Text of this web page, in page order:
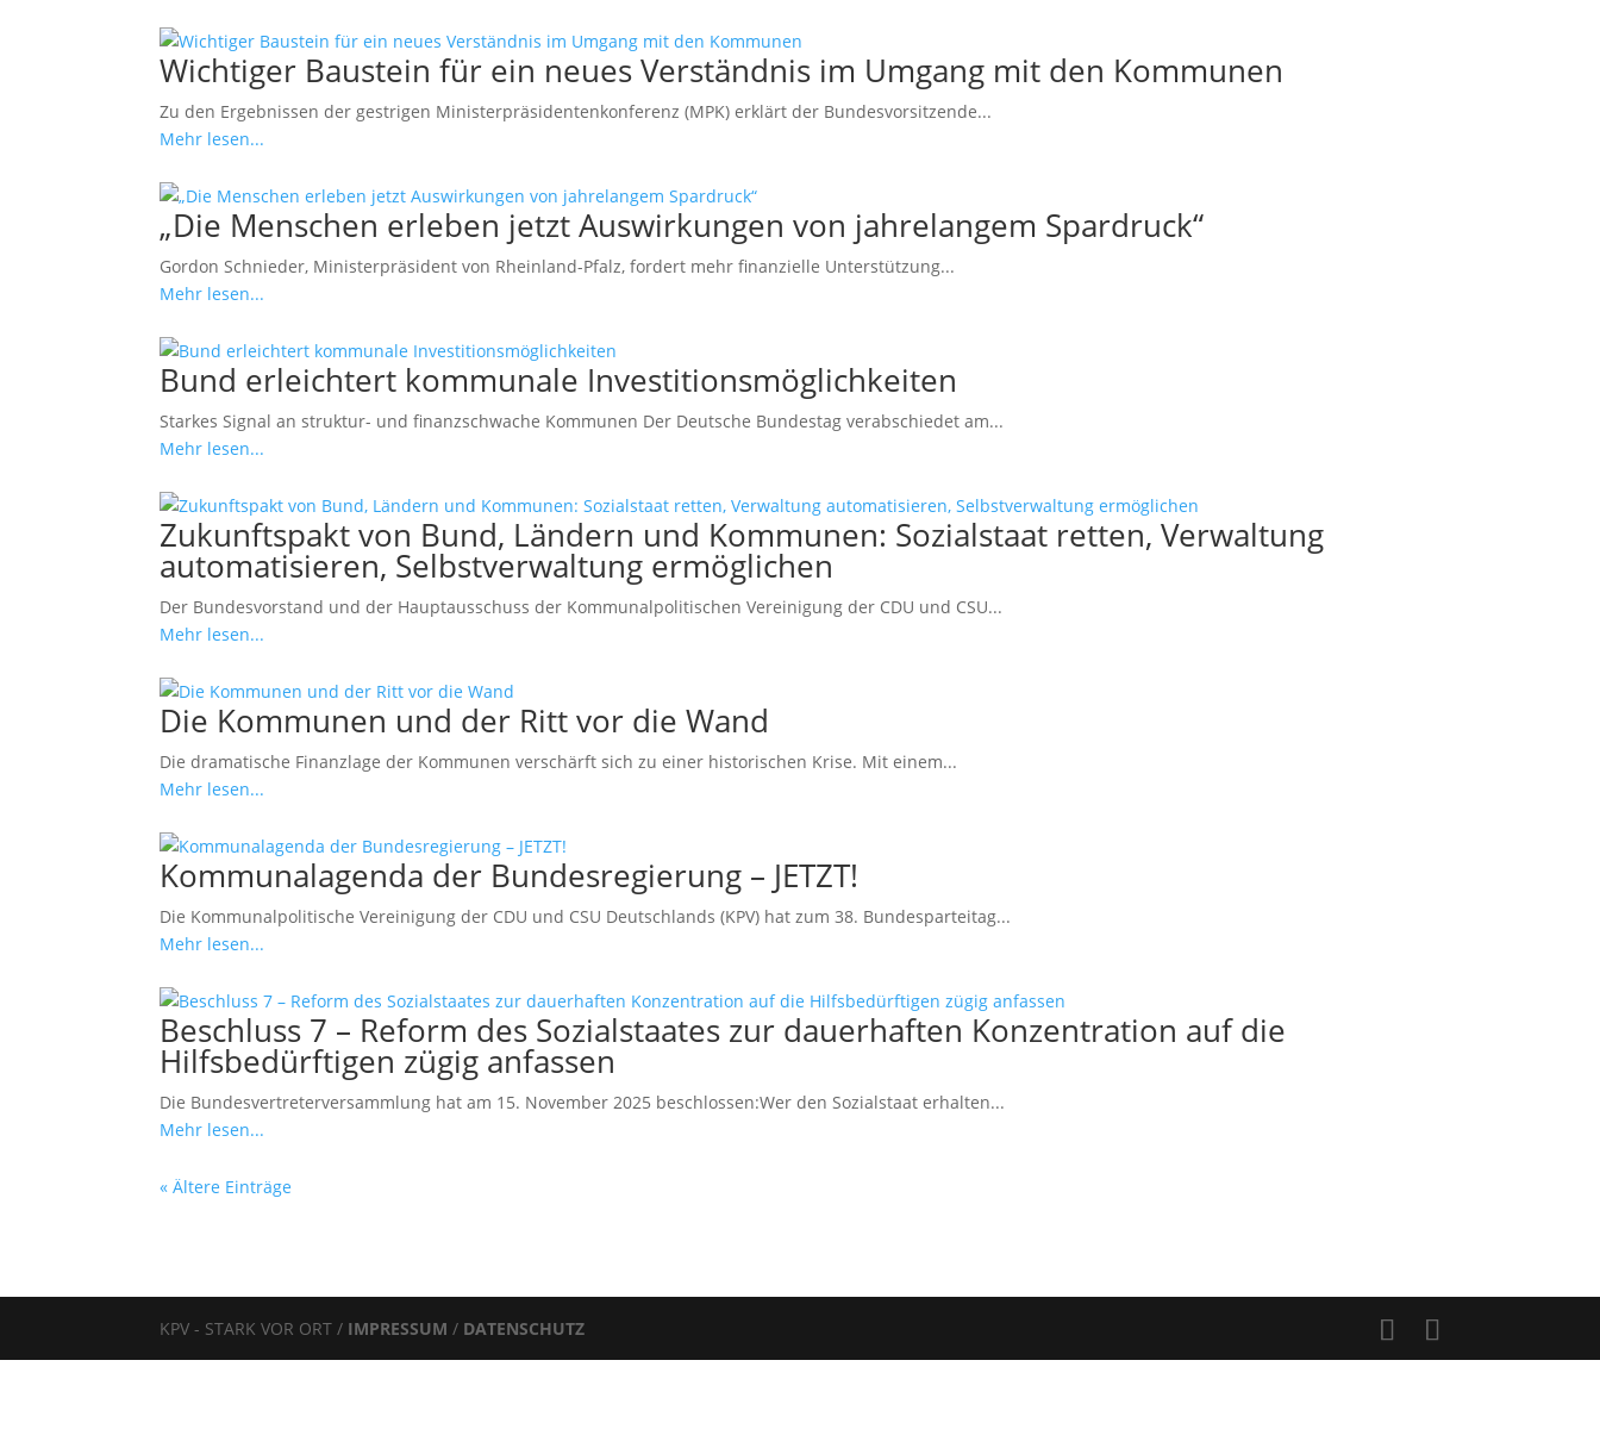
Wichtiger Baustein für ein neues Verständnis im Umgang mit den Kommunen
Zu den Ergebnissen der gestrigen Ministerpräsidentenkonferenz (MPK) erklärt der Bundesvorsitzende...
Mehr lesen...
„Die Menschen erleben jetzt Auswirkungen von jahrelangem Spardruck“
Gordon Schnieder, Ministerpräsident von Rheinland-Pfalz, fordert mehr finanzielle Unterstützung...
Mehr lesen...
Bund erleichtert kommunale Investitionsmöglichkeiten
Starkes Signal an struktur- und finanzschwache Kommunen Der Deutsche Bundestag verabschiedet am...
Mehr lesen...
Zukunftspakt von Bund, Ländern und Kommunen: Sozialstaat retten, Verwaltung
automatisieren, Selbstverwaltung ermöglichen
Der Bundesvorstand und der Hauptausschuss der Kommunalpolitischen Vereinigung der CDU und CSU...
Mehr lesen...
Die Kommunen und der Ritt vor die Wand
Die dramatische Finanzlage der Kommunen verschärft sich zu einer historischen Krise. Mit einem...
Mehr lesen...
Kommunalagenda der Bundesregierung – JETZT!
Die Kommunalpolitische Vereinigung der CDU und CSU Deutschlands (KPV) hat zum 38. Bundesparteitag...
Mehr lesen...
Beschluss 7 – Reform des Sozialstaates zur dauerhaften Konzentration auf die
Hilfsbedürftigen zügig anfassen
Die Bundesvertreterversammlung hat am 15. November 2025 beschlossen:Wer den Sozialstaat erhalten...
Mehr lesen...
« Ältere Einträge
KPV - STARK VOR ORT / IMPRESSUM/ DATENSCHUTZ